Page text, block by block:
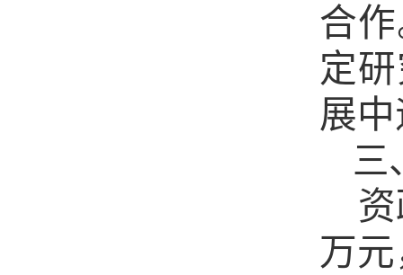
合
定
展
三
万